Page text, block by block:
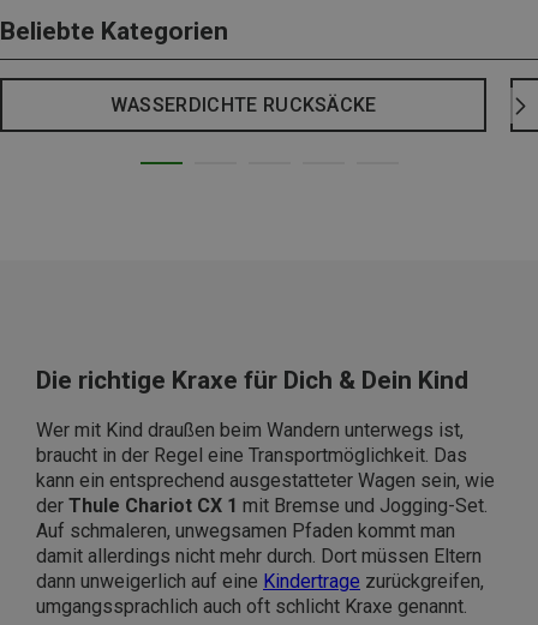
Beliebte Kategorien
WASSERDICHTE RUCKSÄCKE
Die richtige Kraxe für Dich & Dein Kind
Wer mit Kind draußen beim Wandern unterwegs ist,
braucht in der Regel eine Transportmöglichkeit. Das
kann ein entsprechend ausgestatteter Wagen sein, wie
der Thule Chariot CX 1 mit Bremse und Jogging-Set.
Auf schmaleren, unwegsamen Pfaden kommt man
damit allerdings nicht mehr durch. Dort müssen Eltern
dann unweigerlich auf eine Kindertrage zurückgreifen,
umgangssprachlich auch oft schlicht Kraxe genannt.